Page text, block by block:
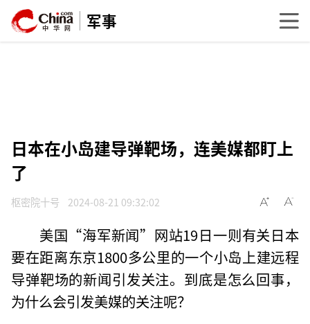
军事
日本在小岛建导弹靶场，连美媒都盯上
了
枢密院十号 2024-08-21 09:32:02
美国“海军新闻”网站19日一则有关日本
要在距离东京1800多公里的一个小岛上建远程
导弹靶场的新闻引发关注。到底是怎么回事，
为什么会引发美媒的关注呢？